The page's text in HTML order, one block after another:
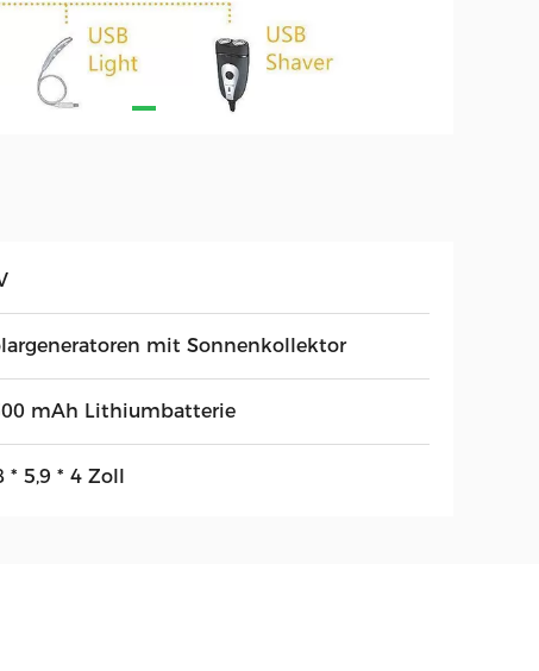
mit Sonnenkollektor
mAh Lithiumbatterie
* 5,9 * 4 Zoll